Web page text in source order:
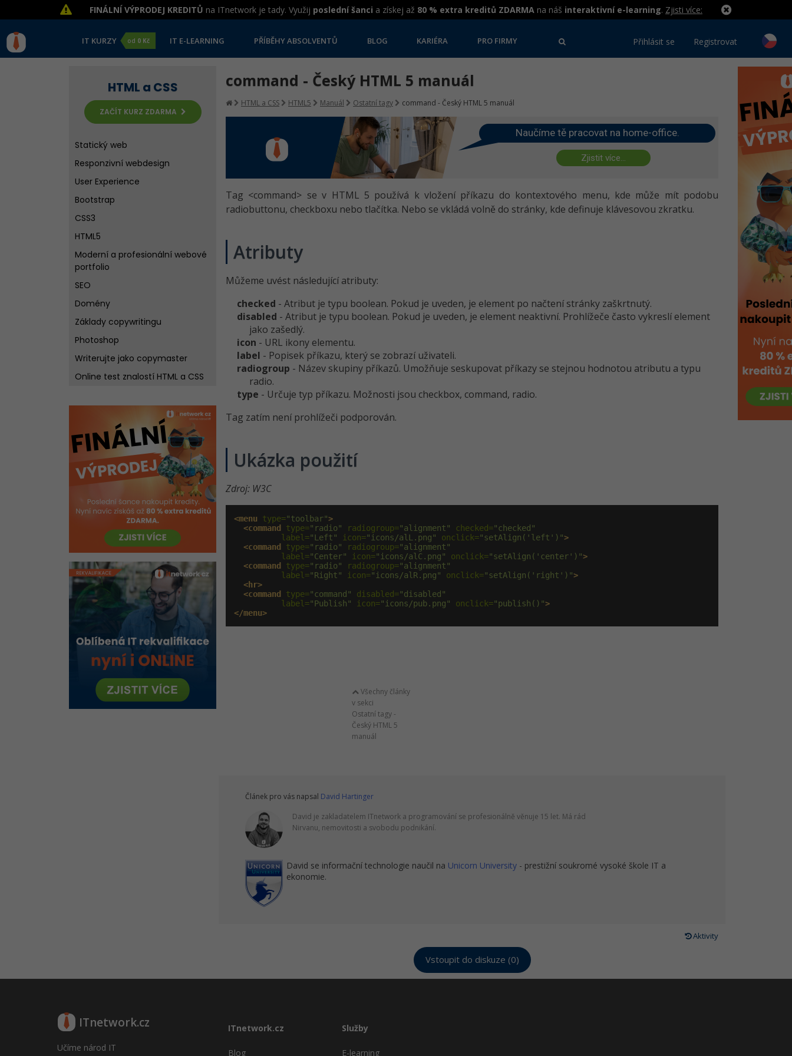
FINÁLNÍ VÝPRODEJ KREDITŮ na ITnetwork je tady. Využij poslední šanci a získej až 80 % extra kreditů ZDARMA na náš interaktivní e-learning. Zjisti více:
IT KURZY od 0 Kč IT E-LEARNING PŘÍBĚHY ABSOLVENTŮ BLOG KARIÉRA PRO FIRMY Přihlásit se Registrovat
HTML a CSS
ZAČÍT KURZ ZDARMA
Statický web
Responzivní webdesign
User Experience
Bootstrap
CSS3
HTML5
Moderní a profesionální webové
portfolio
SEO
Domény
Základy copywritingu
Photoshop
Writerujte jako copymaster
Online test znalostí HTML a CSS
command - Český HTML 5 manuál
HTML a CSS HTML5 Manuál Ostatní tagy command - Český HTML 5 manuál
Naučíme tě pracovat na home-office.
Zjistit více...
Tag <command> se v HTML 5 používá k vložení příkazu do kontextového menu, kde může mít podobu
radiobuttonu, checkboxu nebo tlačítka. Nebo se vkládá volně do stránky, kde definuje klávesovou zkratku.
Atributy
Můžeme uvést následující atributy:
checked - Atribut je typu boolean. Pokud je uveden, je element po načtení stránky zaškrtnutý.
disabled - Atribut je typu boolean. Pokud je uveden, je element neaktivní. Prohlížeče často vykreslí element
jako zašedlý.
icon - URL ikony elementu.
label - Popisek příkazu, který se zobrazí uživateli.
radiogroup - Název skupiny příkazů. Umožňuje seskupovat příkazy se stejnou hodnotou atributu a typu
radio.
type - Určuje typ příkazu. Možnosti jsou checkbox, command, radio.
Tag zatím není prohlížeči podporován.
Ukázka použití
Zdroj: W3C
<menu type="toolbar">
<command
type="radio" radiogroup="alignment" checked="checked"
          label=
"Left" icon="icons/alL.png" onclick="setAlign('left')">
<command
type="radio" radiogroup="alignment"
          label=
"Center" icon="icons/alC.png" onclick="setAlign('center')">
<command
type="radio" radiogroup="alignment"
          label=
"Right" icon="icons/alR.png" onclick="setAlign('right')">
<hr>
<command
type="command" disabled="disabled"
          label=
"Publish" icon="icons/pub.png" onclick="publish()">
</menu>
Všechny články
v sekci
Ostatní tagy -
Český HTML 5
manuál
Článek pro vás napsal David Hartinger
David je zakladatelem ITnetwork a programování se profesionálně věnuje 15 let. Má rád
Nirvanu, nemovitosti a svobodu podnikání.
David se informační technologie naučil na Unicorn University - prestižní soukromé vysoké škole IT a
ekonomie.
Aktivity
Vstoupit do diskuze (0)
ITnetwork.cz
Učíme národ IT
ITnetwork.cz
Blog
Služby
E-learning